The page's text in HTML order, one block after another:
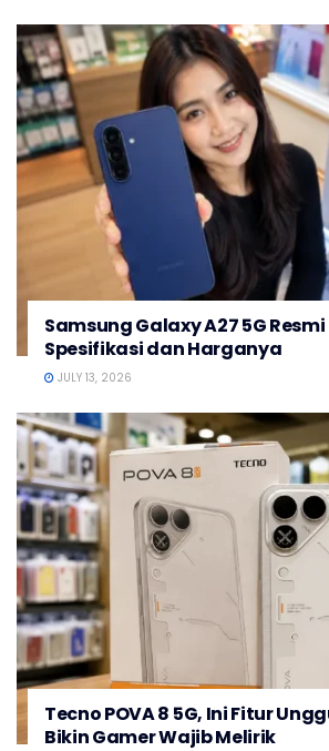
Samsung Galaxy A27 5G
Spesifikasi dan Harganya
JULY 13, 2026
Tecno POVA 8 5G, Ini Fitur
Bikin Gamer Wajib Melirik